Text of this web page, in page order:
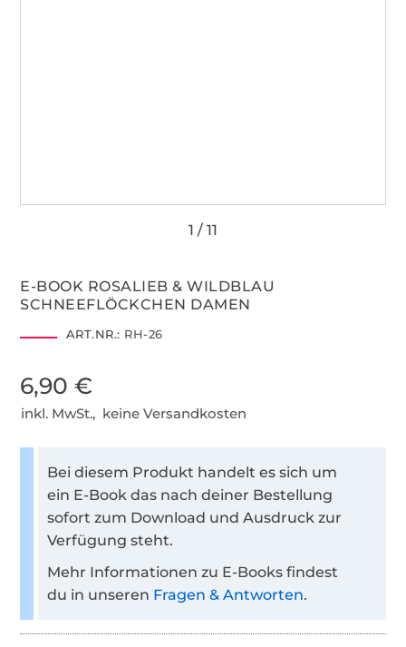
E-BOOK ROSALIEB & WILDBLAU
SCHNEEFLÖCKCHEN DAMEN
ART.NR.: RH-26
6,90 €
inkl. MwSt., keine Versandkosten
Bei diesem Produkt handelt es sich um
ein E-Book das nach deiner Bestellung
sofort zum Download und Ausdruck zur
Verfügung steht.
Mehr Informationen zu E-Books findest
du in unseren Fragen & Antworten.